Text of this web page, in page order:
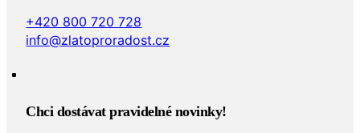
+420 800 720 728
info@zlatoproradost.cz
Chci dostávat pravidelné novinky!​